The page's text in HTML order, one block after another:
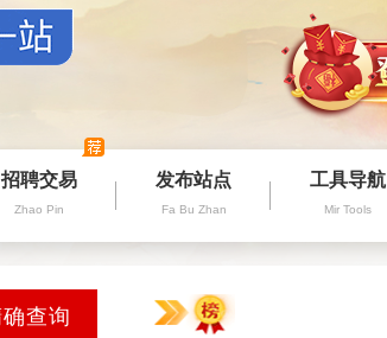
招聘交易
Zhao Pin
发布站点
Fa Bu Zhan
工具导航
Mir Tools